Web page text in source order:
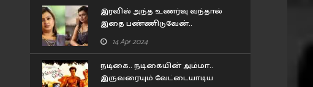
இரவில் அந்த உணர்வு வந்தால்
இதை பண்ணிடுவேன்..
கூச்சமின்றி கூறிய நடிகை
சோனா..!
14 Apr 2024
நடிகை.. நடிகையின் அம்மா..
இருவரையும் வேட்டையாடிய